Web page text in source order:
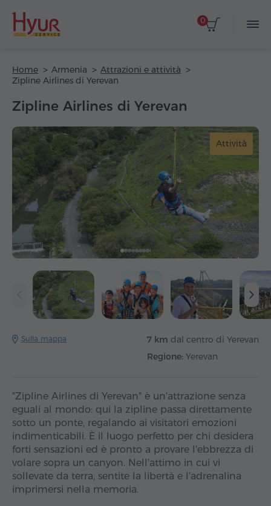
0
Home Armenia
Attrazioni e attività
Zipline Airlines di Yerevan
Zipline Airlines di Yerevan
Attività
Sulla mappa 7 km dal centro di Yerevan
Regione: Yerevan
"Zipline Airlines di Yerevan" è un'attrazione senza
eguali al mondo: qui la zipline passa direttamente
sotto un ponte, regalando ai visitatori emozioni
indimenticabili. È il luogo perfetto per chi desidera
forti sensazioni ed è pronto a provare l'ebbrezza di
volare sopra un canyon. Nell'attimo in cui vi
sollevate da terra, sentite la libertà e l'adrenalina
imprimersi nella memoria.